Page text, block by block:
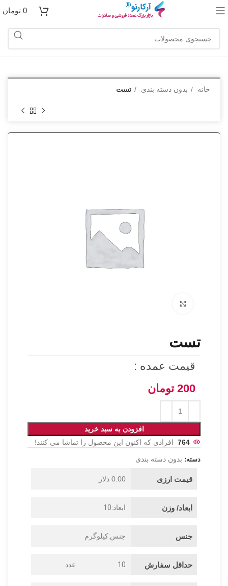
0 تومان
خانه بدون دسته بندی تست
تست
قیمت عمده :
200 تومان
افزودن به سبد خرید
764 افرادی که اکنون این محصول را تماشا می کنند!
دسته: بدون دسته بندی
قیمت ارزی 0.00 دلار
ابعاد/ وزن ابعاد:10
جنس جنس:کیلوگرم
حداقل سفارش 10 عدد